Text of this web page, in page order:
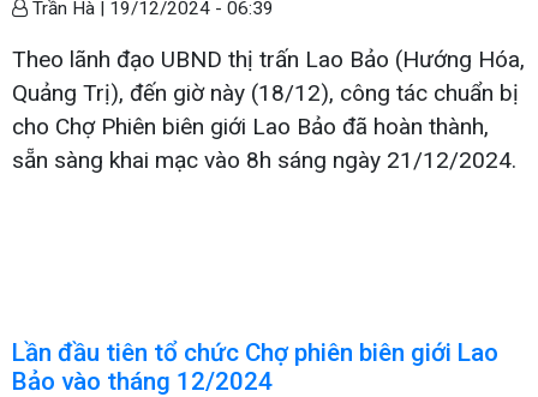
Trần Hà | 19/12/2024 - 06:39
Theo lãnh đạo UBND thị trấn Lao Bảo (Hướng Hóa,
Quảng Trị), đến giờ này (18/12), công tác chuẩn bị
cho Chợ Phiên biên giới Lao Bảo đã hoàn thành,
sẵn sàng khai mạc vào 8h sáng ngày 21/12/2024.
Lần đầu tiên tổ chức Chợ phiên biên giới Lao
Bảo vào tháng 12/2024